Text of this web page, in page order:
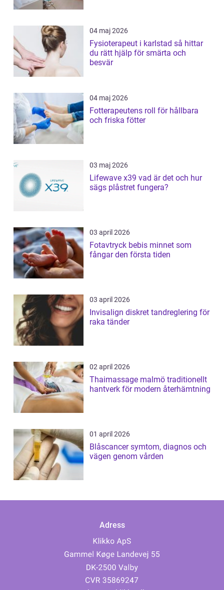
04 maj 2026
Fysioterapeut i karlstad så hittar
du rätt hjälp för smärta och
besvär
04 maj 2026
Fotterapeutens roll för hållbara
och friska fötter
03 maj 2026
Lifewave x39 vad är det och hur
sägs plåstret fungera?
03 april 2026
Fotavtryck bebis minnet som
fångar den första tiden
03 april 2026
Invisalign diskret tandreglering för
raka tänder
02 april 2026
Thaimassage malmö traditionellt
hantverk för modern återhämtning
01 april 2026
Blåscancer symtom, diagnos och
vägen genom vården
Adress